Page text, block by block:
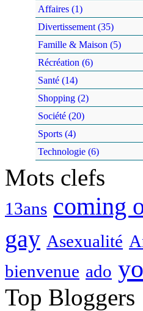
Affaires (1)
Divertissement (35)
Famille & Maison (5)
Récréation (6)
Santé (14)
Shopping (2)
Société (20)
Sports (4)
Technologie (6)
Mots clefs
13ans coming
gay Asexualité
bienvenue ado
Top Bloggers